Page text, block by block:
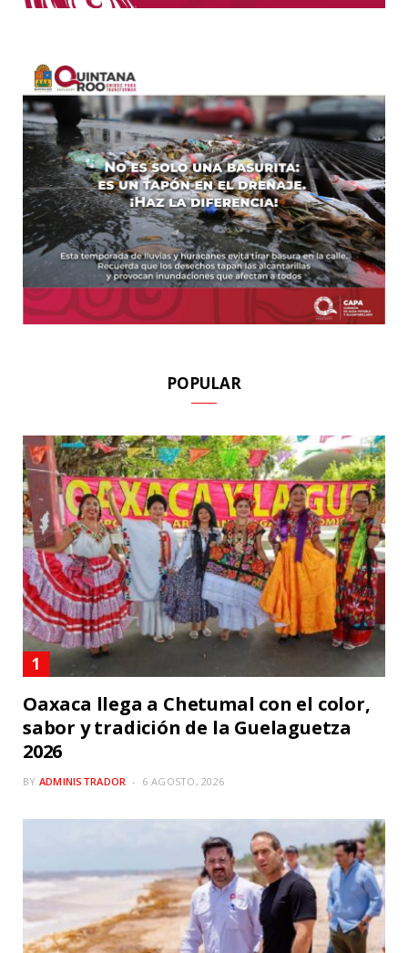
POPULAR
Oaxaca llega a Chetumal con el color,
sabor y tradición de la Guelaguetza
2026
BY ADMINISTRADOR 6 AGOSTO, 2026